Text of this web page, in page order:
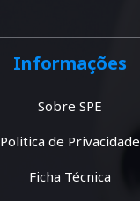
Informações
Sobre SPE
Politica de Privacidade
Ficha Técnica